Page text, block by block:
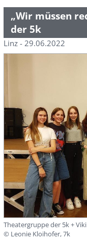
„Wir müssen
der 5k
Linz - 29.06.2022
Theatergruppe der 5k +
© Leonie Kloihofer, 7k